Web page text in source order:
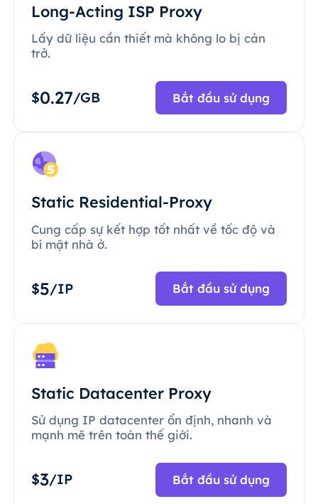
Long-Acting ISP Proxy
Lấy dữ liệu cần thiết mà không lo bị cản
trở.
$0.27/GB Bắt đầu sử dụng
Static Residential-Proxy
Cung cấp sự kết hợp tốt nhất về tốc độ và
bí mật nhà ở.
$5/IP Bắt đầu sử dụng
Static Datacenter Proxy
Sử dụng IP datacenter ổn định, nhanh và
mạnh mẽ trên toàn thế giới.
$3/IP Bắt đầu sử dụng